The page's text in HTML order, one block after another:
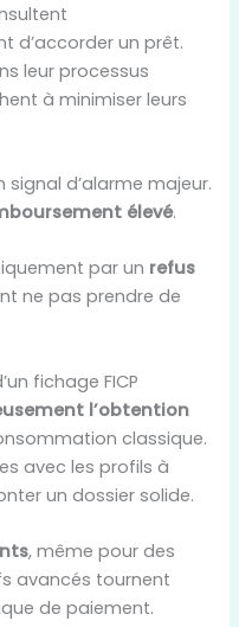
d’accorder un prêt.
leur processus
à minimiser leurs
d’alarme majeur.
élevé.
par un refus
ne pas prendre de
fichage FICP
l’obtention
classique.
avec les profils à
un dossier solide.
, même pour des
avancés tournent
de paiement.